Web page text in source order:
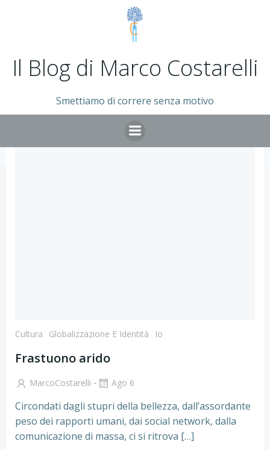
Vai
al
contenuto
Il Blog di Marco Costarelli
Smettiamo di correre senza motivo
Cultura Globalizzazione E Identità Io
Frastuono arido
MarcoCostarelli - Ago 6
Circondati dagli stupri della bellezza, dall’assordante
peso dei rapporti umani, dai social network, dalla
comunicazione di massa, ci si ritrova […]